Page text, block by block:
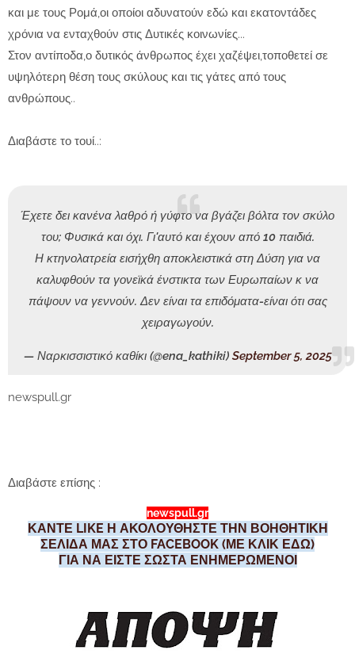
και με τους Ρομά,οι οποίοι αδυνατούν εδώ και εκατοντάδες
χρόνια να ενταχθούν στις Δυτικές κοινωνίες...
Στον αντίποδα,ο δυτικός άνθρωπος έχει χαζέψει,τοποθετεί σε
υψηλότερη θέση τους σκύλους και τις γάτες από τους
ανθρώπους..
Διαβάστε το τουί..:
Έχετε δει κανένα λαθρό ή γύφτο να βγάζει βόλτα τον σκύλο
του; Φυσικά και όχι. Γι'αυτό και έχουν από 10 παιδιά.
Η κτηνολατρεία εισήχθη αποκλειστικά στη Δύση για να
καλυφθούν τα γονεϊκά ένστικτα των Ευρωπαίων κ να
πάψουν να γεννούν. Δεν είναι τα επιδόματα-είναι ότι σας
χειραγωγούν.
— Ναρκισσιστικό καθίκι (@ena_kathiki) September 5, 2025
newspull.gr
Διαβάστε επίσης :
newspull.gr
ΚΑΝΤΕ LIKE Η ΑΚΟΛΟΥΘΗΣΤΕ ΤΗΝ ΒΟΗΘΗΤΙΚΗ
ΣΕΛΙΔΑ ΜΑΣ ΣΤΟ FACEBOOK (ΜΕ ΚΛΙΚ ΕΔΩ)
ΓΙΑ ΝΑ ΕΙΣΤΕ ΣΩΣΤΑ ΕΝΗΜΕΡΩΜΕΝΟΙ